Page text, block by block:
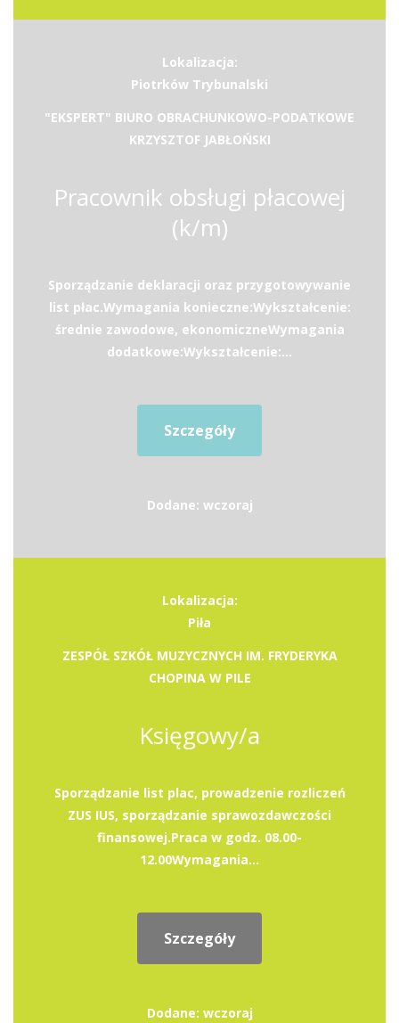
Lokalizacja:
Piotrków Trybunalski
"EKSPERT" BIURO OBRACHUNKOWO-PODATKOWE
KRZYSZTOF JABŁOŃSKI
Pracownik obsługi płacowej
(k/m)
Sporządzanie deklaracji oraz przygotowywanie
list płac.Wymagania konieczne:Wykształcenie:
średnie zawodowe, ekonomiczneWymagania
dodatkowe:Wykształcenie:...
Szczegóły
Dodane: wczoraj
Lokalizacja:
Piła
ZESPÓŁ SZKÓŁ MUZYCZNYCH IM. FRYDERYKA
CHOPINA W PILE
Księgowy/a
Sporządzanie list plac, prowadzenie rozliczeń
ZUS IUS, sporządzanie sprawozdawczości
finansowej.Praca w godz. 08.00-
12.00Wymagania...
Szczegóły
Dodane: wczoraj